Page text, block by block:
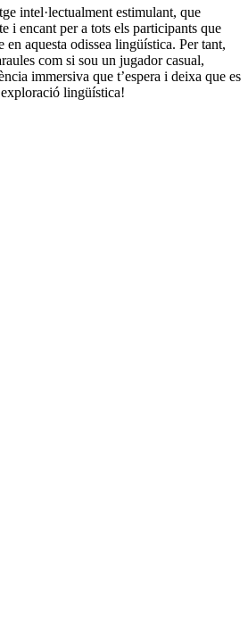
intel·lectualment estimulant, que
i encant per a tots els participants que
en aquesta odissea lingüística. Per tant,
com si sou un jugador casual,
immersiva que t’espera i deixa que es
lingüística!